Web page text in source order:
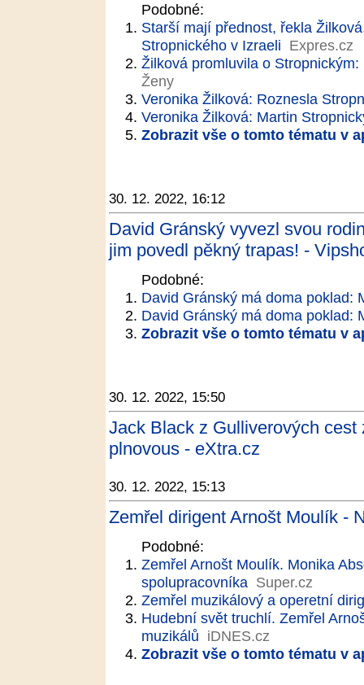
Podobné:
Starší mají přednost, řekla
Stropnického v Izraeli Expres.cz
Žilková promluvila o
Ženy
Veronika Žilková: Roznesla
Veronika Žilková: Martin
Zobrazit vše o tomto tématu v
30. 12. 2022, 16:12
David Gránský vyvezl svou
jim povedl pěkný trapas! -
Podobné:
David Gránský má doma poklad:
David Gránský má doma poklad:
Zobrazit vše o tomto tématu v
30. 12. 2022, 15:50
Jack Black z Gulliverových
plnovous - eXtra.cz
30. 12. 2022, 15:13
Zemřel dirigent Arnošt Moulík -
Podobné:
Zemřel Arnošt Moulík. Monika
spolupracovníka Super.cz
Zemřel muzikálový a operetní
Hudební svět truchlí. Zemřel
muzikálů iDNES.cz
Zobrazit vše o tomto tématu v